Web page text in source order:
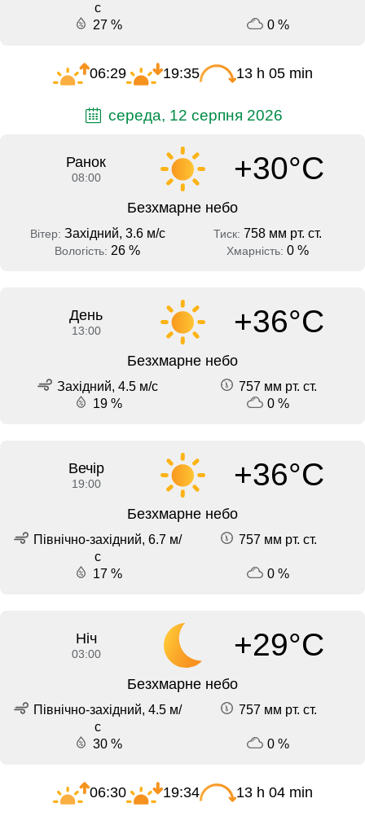
с
27 % 0 %
06:29 19:35 13 h 05 min
середа, 12 серпня 2026
Ранок
08:00 +30°C
Безхмарне небо
Вітер: Західний, 3.6 м/с Тиск: 758 мм рт. ст.
Вологість: 26 % Хмарність: 0 %
День
13:00 +36°C
Безхмарне небо
Західний, 4.5 м/с
757 мм рт. ст.
19 %
0 %
Вечір
19:00 +36°C
Безхмарне небо
Північно-західний, 6.7 м/
с
757 мм рт. ст.
17 % 0 %
Ніч
03:00 +29°C
Безхмарне небо
Північно-західний, 4.5 м/
с
757 мм рт. ст.
30 % 0 %
06:30 19:34 13 h 04 min